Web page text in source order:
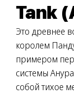
Tank
Это древнее
королем
примером
системы
собой тихое